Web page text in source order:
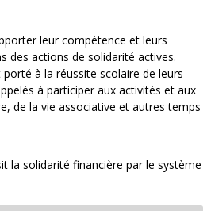
leur compétence et leurs
des actions de solidarité actives.
porté à la réussite scolaire de leurs
à participer aux activités et aux
de la vie associative et autres temps
la solidarité financière par le système